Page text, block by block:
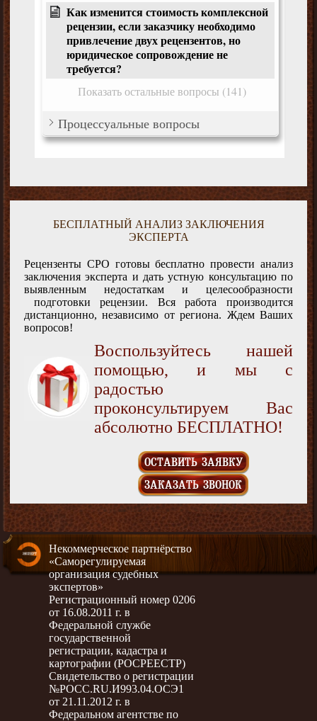
Как изменится стоимость комплексной
рецензии, если заказчику необходимо
привлечение двух рецензентов, но
юридическое сопровождение не
требуется?
Показать остальные вопросы (141)
Процессуальные вопросы
БЕСПЛАТНЫЙ АНАЛИЗ ЗАКЛЮЧЕНИЯ
ЭКСПЕРТА
Рецензенты СРО готовы бесплатно провести анализ
заключения эксперта и дать устную консультацию по
выявленным недостаткам и целесообразности
подготовки рецензии. Вся работа производится
дистанционно, независимо от региона. Ждем Ваших
вопросов!
Воспользуйтесь нашей
помощью, и мы с
радостью
проконсультируем Вас
абсолютно БЕСПЛАТНО!
ОСТАВИТЬ ЗАЯВКУ
ЗАКАЗАТЬ ЗВОНОК
Некоммерческое партнёрство
«Саморегулируемая
организация судебных
экспертов»
Регистрационный номер 0206
от 16.08.2011 г. в
Федеральной службе
государственной
регистрации, кадастра и
картографии (РОСРЕЕСТР)
Свидетельство о регистрации
№РОСС.RU.И993.04.ОСЭ1
от 21.11.2012 г. в
Федеральном агентстве по